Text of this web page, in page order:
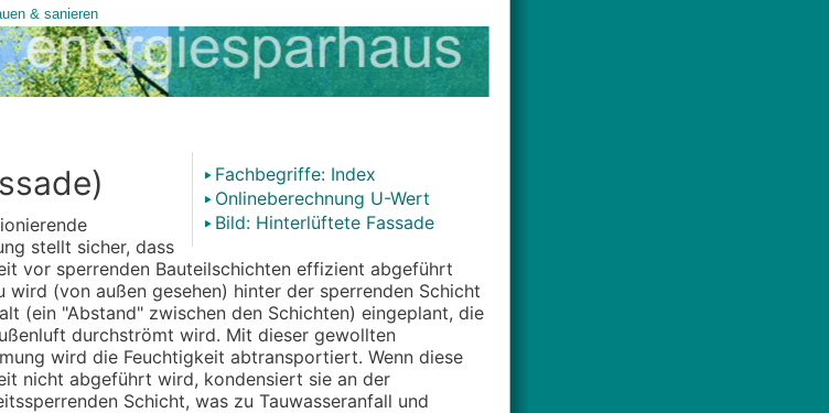
Fachbegriffe: Index
Onlineberechnung U-Wert
Bild: Hinterlüftete Fassade
stellt sicher, dass
vor sperrenden Bauteilschichten effizient abgeführt
wird (von außen gesehen) hinter der sperrenden Schicht
(ein "Abstand" zwischen den Schichten) eingeplant, die
durchströmt wird. Mit dieser gewollten
wird die Feuchtigkeit abtransportiert. Wenn diese
nicht abgeführt wird, kondensiert sie an der
Schicht, was zu Tauwasseranfall und